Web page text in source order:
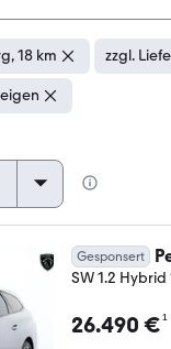
18 km zzgl.
Gesponsert
SW 1.2
26.490 €¹